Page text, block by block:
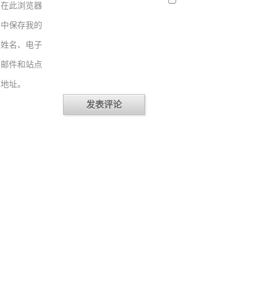
在此浏览器
中保存我的
姓名、电子
邮件和站点
地址。